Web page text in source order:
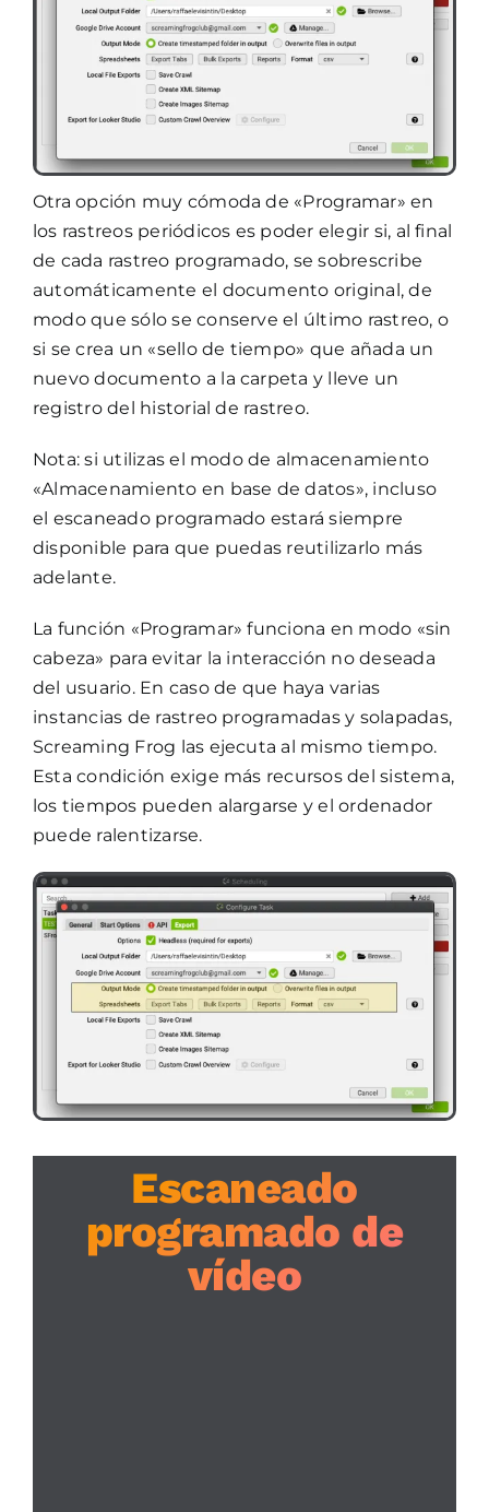
Otra opción muy cómoda de «Programar» en
los rastreos periódicos es poder elegir si, al final
de cada rastreo programado, se sobrescribe
automáticamente el documento original, de
modo que sólo se conserve el último rastreo, o
si se crea un «sello de tiempo» que añada un
nuevo documento a la carpeta y lleve un
registro del historial de rastreo.
Nota: si utilizas el modo de almacenamiento
«Almacenamiento en base de datos», incluso
el escaneado programado estará siempre
disponible para que puedas reutilizarlo más
adelante.
La función «Programar» funciona en modo «sin
cabeza» para evitar la interacción no deseada
del usuario. En caso de que haya varias
instancias de rastreo programadas y solapadas,
Screaming Frog las ejecuta al mismo tiempo.
Esta condición exige más recursos del sistema,
los tiempos pueden alargarse y el ordenador
puede ralentizarse.
Escaneado
programado de
vídeo